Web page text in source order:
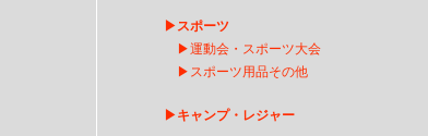
▶スポーツ
▶運動会・スポーツ大会
▶ スポーツ用品その他
▶キャンプ・レジャー